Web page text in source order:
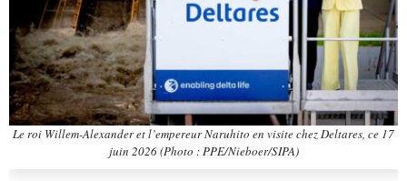
Le roi Willem-Alexander et l’empereur Naruhito en visite chez Deltares, ce 17
juin 2026 (Photo : PPE/Nieboer/SIPA)